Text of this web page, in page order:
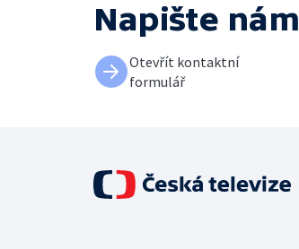
Napište nám
Otevřít kontaktní
formulář